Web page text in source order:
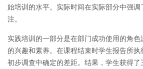
始培训的水平。实际时间在实际部分中强
注。
实践培训的一部分是在部门成功使用的角
的兴趣和素养。在课程结束时学生报告所
初步调查中确定的差距。结果，学生获得